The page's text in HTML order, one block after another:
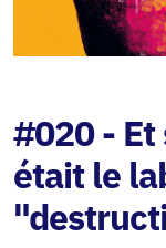
#020 -
était le